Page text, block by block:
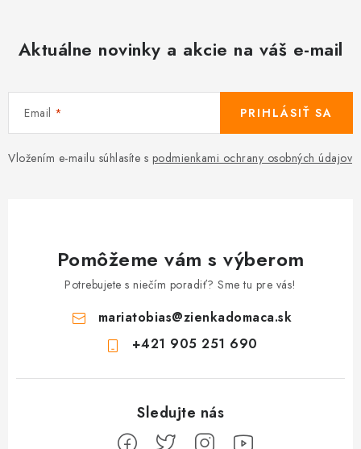
Aktuálne novinky a akcie na váš e-mail
Email
Vložením e-mailu súhlasíte s podmienkami ochrany osobných údajov
PRIHLÁSIŤ SA
Pomôžeme vám s výberom
Potrebujete s niečím poradiť? Sme tu pre vás!
mariatobias@zienkadomaca.sk
+421 905 251 690